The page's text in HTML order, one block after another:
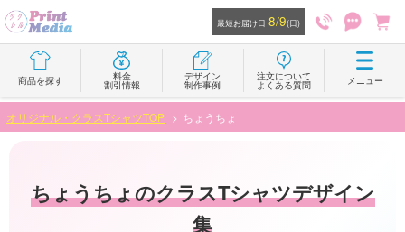
最短お届け日 8/9(日)
商品を探す 料金
割引情報
デザイン
制作事例
注文について
よくある質問 メニュー
オリジナル・クラスTシャツTOP ちょうちょ
ちょうちょのクラスTシャツデザイン
集